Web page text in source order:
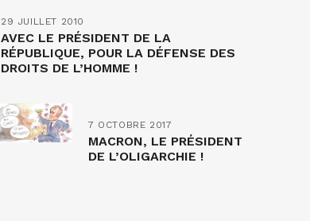
29 JUILLET 2010
AVEC LE PRÉSIDENT DE LA
RÉPUBLIQUE, POUR LA DÉFENSE DES
DROITS DE L’HOMME !
7 OCTOBRE 2017
MACRON, LE PRÉSIDENT
DE L’OLIGARCHIE !